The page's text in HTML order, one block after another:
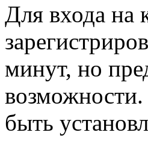
Для входа
минут, но
быть